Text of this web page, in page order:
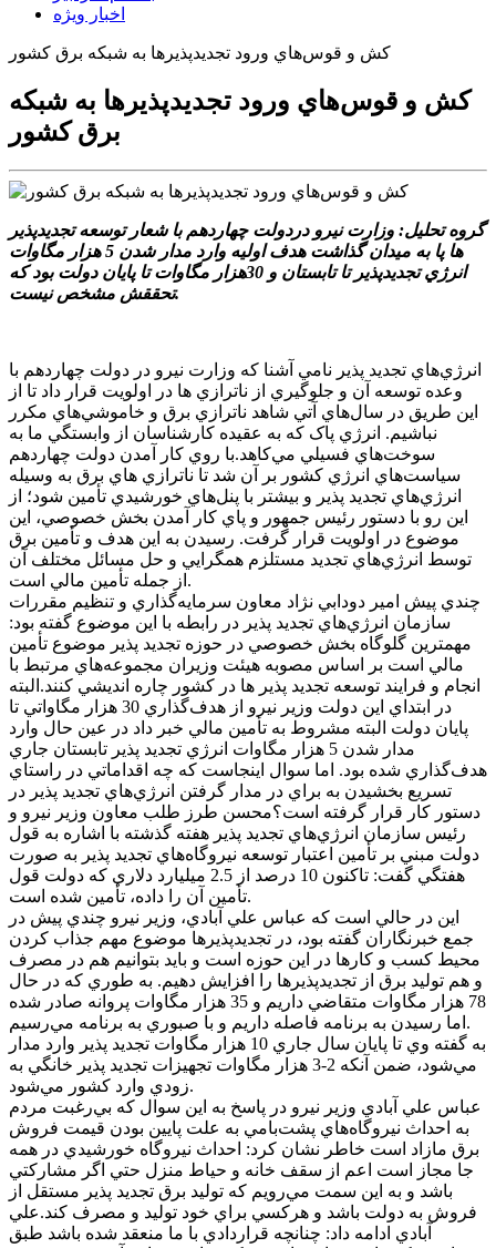
اخبار ویژه
کش و قوس‌هاي ورود تجديدپذيرها به شبکه برق کشور
کش و قوس‌هاي ورود تجديدپذيرها به شبکه
برق کشور
گروه تحليل: وزارت نيرو دردولت چهاردهم با شعار توسعه تجديدپذير
ها پا به ميدان گذاشت هدف اوليه وارد مدار شدن 5 هزار مگاوات
انرژي تجديدپذير تا تابستان و 30هزار مگاوات تا پايان دولت بود که
تحققش مشخص نيست.
انرژي‌هاي تجديد پذير نامي آشنا که وزارت نيرو در دولت چهاردهم با
وعده توسعه آن و جلوگيري از ناترازي ها در اولويت قرار داد تا از
اين طريق در سال‌هاي آتي شاهد ناترازي برق و خاموشي‌هاي مکرر
نباشيم. انرژي پاک که به عقيده کارشناسان از وابستگي ما به
سوخت‌هاي فسيلي مي‌کاهد.با روي کار آمدن دولت چهاردهم
سياست‌هاي انرژي کشور بر آن شد تا ناترازي هاي برق به وسيله
انرژي‌هاي تجديد پذير و بيشتر با پنل‌هاي خورشيدي تأمين شود؛ از
اين رو با دستور رئيس جمهور و پاي کار آمدن بخش خصوصي، اين
موضوع در اولويت قرار گرفت. رسيدن به اين هدف و تأمين برق
توسط انرژي‌هاي تجديد مستلزم همگرايي و حل مسائل مختلف آن
از جمله تأمين مالي است.
چندي پيش امير دودابي نژاد معاون سرمايه‌گذاري و تنظيم مقررات
سازمان انرژي‌هاي تجديد پذير در رابطه با اين موضوع گفته بود:
مهمترين گلوگاه بخش خصوصي در حوزه تجديد پذير موضوع تأمين
مالي است بر اساس مصوبه هيئت وزيران مجموعه‌هاي مرتبط با
انجام و فرايند توسعه تجديد پذير ها در کشور چاره انديشي کنند.البته
در ابتداي اين دولت وزير نيرو از هدف‌گذاري 30 هزار مگاواتي تا
پايان دولت البته مشروط به تأمين مالي خبر داد در عين حال وارد
مدار شدن 5 هزار مگاوات انرژي تجديد پذير تابستان جاري
هدف‌گذاري شده بود. اما سوال اينجاست که چه اقداماتي در راستاي
تسريع بخشيدن به براي در مدار گرفتن انرژي‌هاي تجديد پذير در
دستور کار قرار گرفته است؟محسن طرز طلب معاون وزير نيرو و
رئيس سازمان انرژي‌هاي تجديد پذير هفته گذشته با اشاره به قول
دولت مبني بر تأمين اعتبار توسعه نيروگاه‌هاي تجديد پذير به صورت
هفتگي گفت: تاکنون 10 درصد از 2.5 ميليارد دلاري که دولت قول
تأمين آن را داده، تأمين شده است.
اين در حالي است که عباس علي آبادي، وزير نيرو چندي پيش در
جمع خبرنگاران گفته بود، در تجديدپذيرها موضوع مهم جذاب کردن
محيط کسب و کارها در اين حوزه است و بايد بتوانيم هم در مصرف
و هم توليد برق از تجديدپذيرها را افزايش دهيم. به طوري که در حال
78 هزار مگاوات متقاضي داريم و 35 هزار مگاوات پروانه صادر شده
اما رسيدن به برنامه فاصله داريم و با صبوري به برنامه مي‌رسيم.
به گفته وي تا پايان سال جاري 10 هزار مگاوات تجديد پذير وارد مدار
مي‌شود، ضمن آنکه 2-3 هزار مگاوات تجهيزات تجديد پذير خانگي به
زودي وارد کشور مي‌شود.
عباس علي آبادي وزير نيرو در پاسخ به اين سوال که بي‌رغبت مردم
به احداث نيروگاه‌هاي پشت‌بامي به علت پايين بودن قيمت فروش
برق مازاد است خاطر نشان کرد: احداث نيروگاه خورشيدي در همه
جا مجاز است اعم از سقف خانه و حياط منزل حتي اگر مشارکتي
باشد و به اين سمت مي‌رويم که توليد برق تجديد پذير مستقل از
فروش به دولت باشد و هرکسي براي خود توليد و مصرف کند.علي
آبادي ادامه داد: چنانچه قراردادي با ما منعقد شده باشد طبق